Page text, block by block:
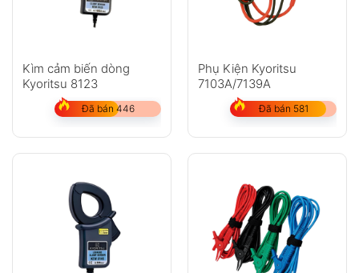
Kìm cảm biến dòng
Kyoritsu 8123
Đã bán 446
Phụ Kiện Kyoritsu
7103A/7139A
Đã bán 581